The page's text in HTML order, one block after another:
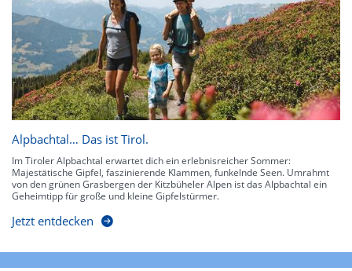
Alpbachtal… Das ist Tirol.
Im Tiroler Alpbachtal erwartet dich ein erlebnisreicher Sommer:
Majestätische Gipfel, faszinierende Klammen, funkelnde Seen. Umrahmt
von den grünen Grasbergen der Kitzbüheler Alpen ist das Alpbachtal ein
Geheimtipp für große und kleine Gipfelstürmer.
Jetzt entdecken